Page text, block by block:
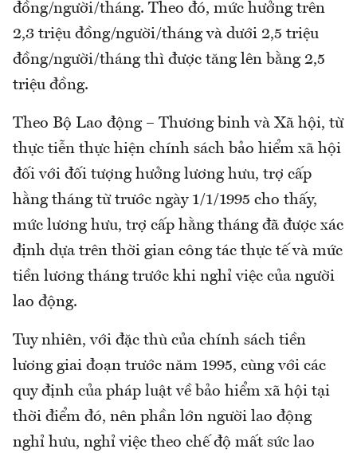
đồng/người/tháng. Theo đó, mức hưởng trên
2,3 triệu đồng/người/tháng và dưới 2,5 triệu
đồng/người/tháng thì được tăng lên bằng 2,5
triệu đồng.
Theo Bộ Lao động – Thương binh và Xã hội, từ
thực tiễn thực hiện chính sách bảo hiểm xã hội
đối với đối tượng hưởng lương hưu, trợ cấp
hằng tháng từ trước ngày 1/1/1995 cho thấy,
mức lương hưu, trợ cấp hằng tháng đã được xác
định dựa trên thời gian công tác thực tế và mức
tiền lương tháng trước khi nghỉ việc của người
lao động.
Tuy nhiên, với đặc thù của chính sách tiền
lương giai đoạn trước năm 1995, cùng với các
quy định của pháp luật về bảo hiểm xã hội tại
thời điểm đó, nên phần lớn người lao động
nghỉ hưu, nghỉ việc theo chế độ mất sức lao